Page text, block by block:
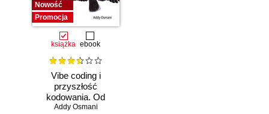
Nowość
Promocja
książka ebook
Vibe coding i
przyszłość
kodowania. Od
programisty do
Addy Osmani